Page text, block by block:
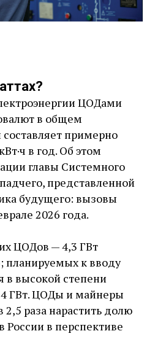
ЦОДами
в общем
примерно
в год. Об этом
главы Системного
представленной
будущего: вызовы
2026 года.
ЦОДов — 4,3 ГВт
планируемых к вводу
высокой степени
4 ГВт. ЦОДы и майнеры
раза нарастить долю
России в перспективе